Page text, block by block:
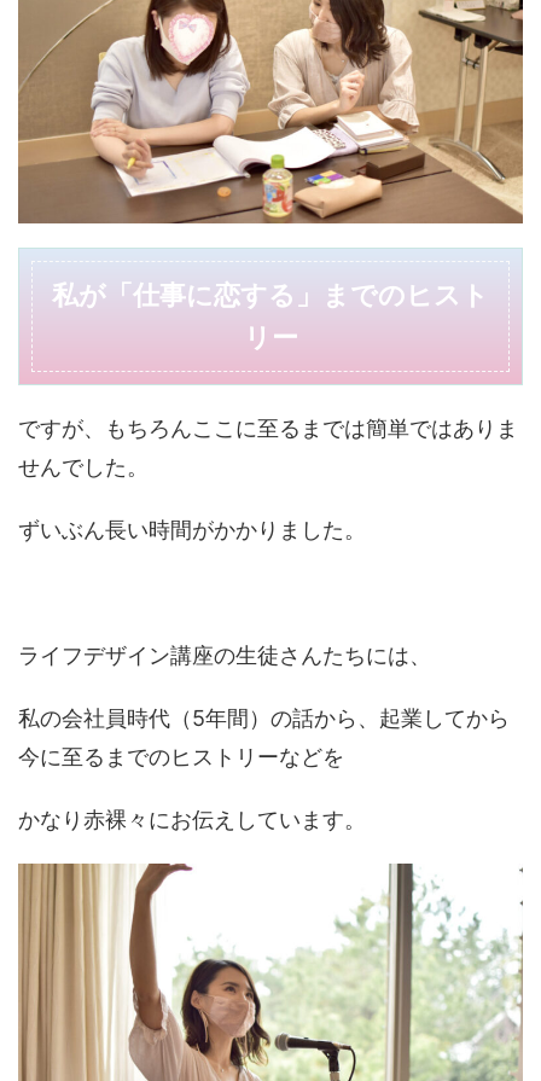
私が「仕事に恋する」までのヒスト
リー
ですが、もちろんここに至るまでは簡単ではありま
せんでした。
ずいぶん長い時間がかかりました。
ライフデザイン講座の生徒さんたちには、
私の会社員時代（5年間）の話から、起業してから
今に至るまでのヒストリーなどを
かなり赤裸々にお伝えしています。